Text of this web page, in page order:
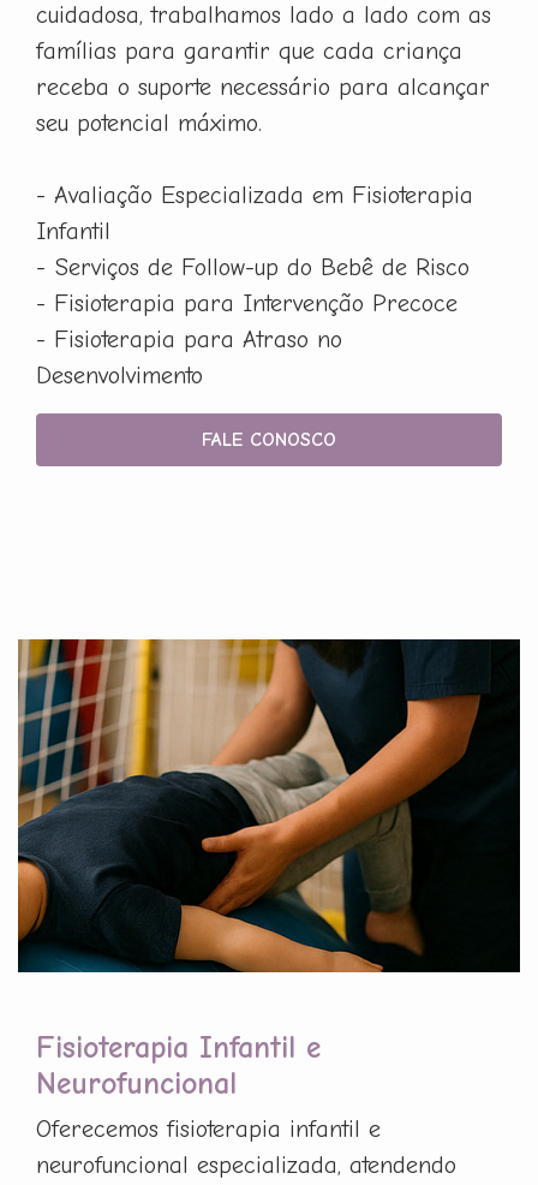
cuidadosa, trabalhamos lado a lado com as
famílias para garantir que cada criança
receba o suporte necessário para alcançar
seu potencial máximo.
- Avaliação Especializada em Fisioterapia
Infantil
- Serviços de Follow-up do Bebê de Risco
- Fisioterapia para Intervenção Precoce
- Fisioterapia para Atraso no
Desenvolvimento
FALE CONOSCO
Fisioterapia Infantil e
Neurofuncional
Oferecemos fisioterapia infantil e
neurofuncional especializada, atendendo